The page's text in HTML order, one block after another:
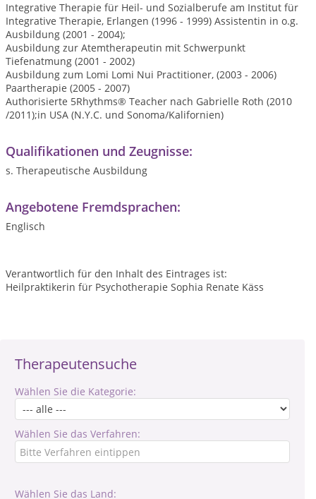
Therapeutensuche
Wählen Sie die Kategorie:
Wählen Sie das Verfahren:
Wählen Sie das Land:
Integrative Therapie für Heil- und Sozialberufe am Institut für
Integrative Therapie, Erlangen (1996 - 1999) Assistentin in o.g.
Ausbildung (2001 - 2004);
Ausbildung zur Atemtherapeutin mit Schwerpunkt
Tiefenatmung (2001 - 2002)
Ausbildung zum Lomi Lomi Nui Practitioner, (2003 - 2006)
Paartherapie (2005 - 2007)
Authorisierte 5Rhythms® Teacher nach Gabrielle Roth (2010
/2011);in USA (N.Y.C. und Sonoma/Kalifornien)
Qualifikationen und Zeugnisse:
s. Therapeutische Ausbildung
Angebotene Fremdsprachen:
Englisch
Verantwortlich für den Inhalt des Eintrages ist:
Heilpraktikerin für Psychotherapie Sophia Renate Käss